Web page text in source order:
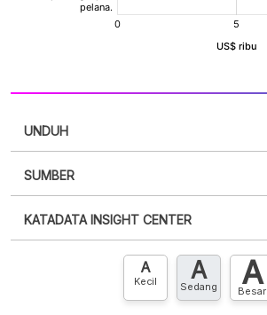
UNDUH
XLS
SUMBER
punya akun?Silakan Daftar sekarang
KATADATA INSIGHT CENTER
Hubungi sekarang »
A
Kecil A
Sedang A
Besar